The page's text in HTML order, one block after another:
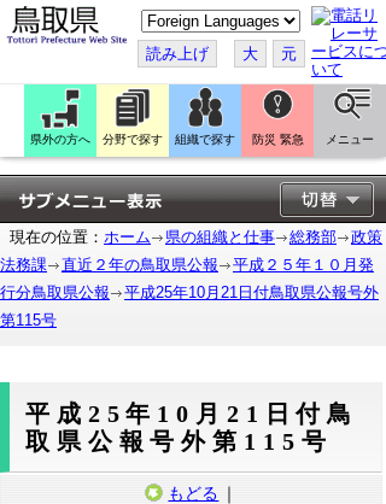
こ
の
ペ
ー
ジ
翻
訳
す
る
読み上げ 大 元
県外の方へ 分野で探す 組織で探す 防災 緊急 メニュー
現在の位置： ホーム 県の組織と仕事 総務部
政策
法務課
直近２年の鳥取県公報
平成２５年１０月発
行分鳥取県公報
平成25年10月21日付鳥取県公報号外
第115号
平成25年10月21日付鳥
取県公報号外第115号
もどる ｜